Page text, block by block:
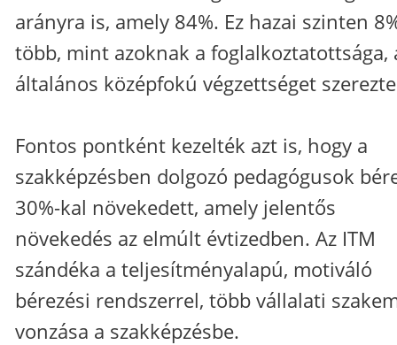
arányra is, amely 84%. Ez hazai szinten
több, mint azoknak a foglalkoztatottsága,
általános középfokú végzettséget
Fontos pontként kezelték azt is, hogy a
szakképzésben dolgozó pedagógusok
30%-kal növekedett, amely jelentős
növekedés az elmúlt évtizedben. Az ITM
szándéka a teljesítményalapú, motiváló
bérezési rendszerrel, több vállalati
vonzása a szakképzésbe.